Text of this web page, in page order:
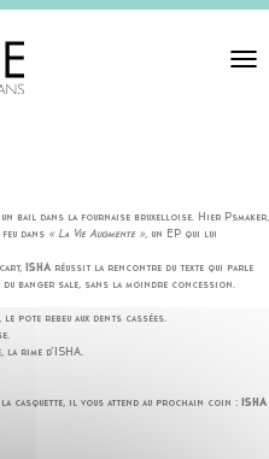
Toggle
bail dans la fournaise bruxelloise. Hier Psmaker,
dans « La Vie Augmente », un EP qui lui
ISHA réussit la rencontre du texte qui parle
banger sale, sans la moindre concession.
pote rebeu aux dents cassées.
rime d’ISHA.
casquette, il vous attend au prochain coin : ISHA